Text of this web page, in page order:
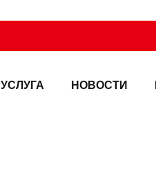
УСЛУГА НОВОСТИ